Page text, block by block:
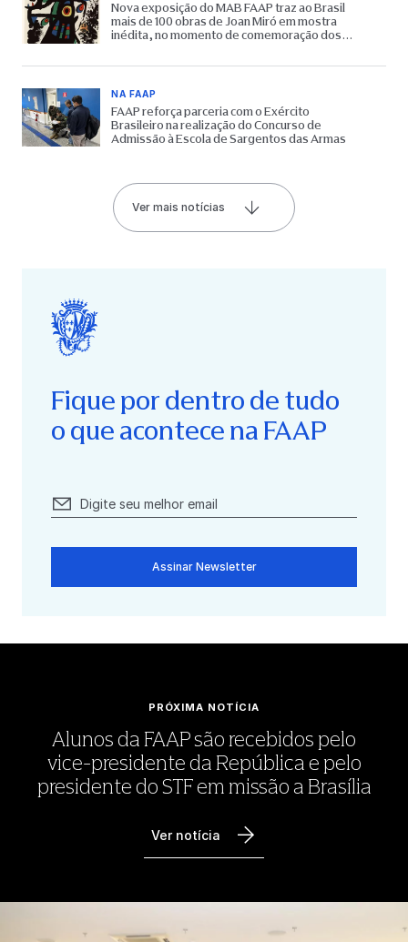
Nova exposição do MAB FAAP traz ao Brasil
mais de 100 obras de Joan Miró em mostra
inédita, no momento de comemoração dos
NA FAAP
FAAP reforça parceria com o Exército
Brasileiro na realização do Concurso de
Admissão à Escola de Sargentos das Armas
Ver mais notícias
Fique por dentro de tudo
o que acontece na FAAP
Assinar Newsletter
PRÓXIMA NOTÍCIA
Alunos da FAAP são recebidos pelo
vice-presidente da República e pelo
presidente do STF em missão a Brasília
Ver notícia